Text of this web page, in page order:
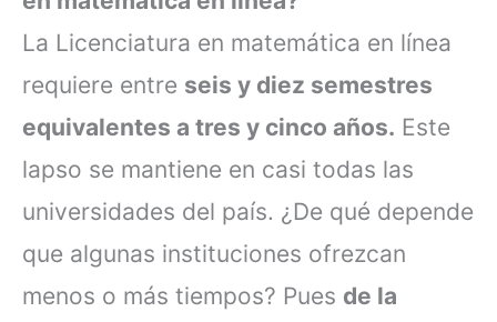
La Licenciatura en matemática en línea
requiere entre seis y diez semestres
equivalentes a tres y cinco años. Este
lapso se mantiene en casi todas las
universidades del país. ¿De qué depende
que algunas instituciones ofrezcan
menos o más tiempos? Pues de la